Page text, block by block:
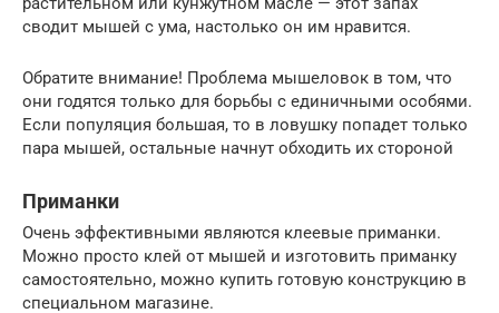
сводит мышей с ума, настолько он им нравится.
Обратите внимание! Проблема мышеловок в том, что
они годятся только для борьбы с единичными особями.
Если популяция большая, то в ловушку попадет только
пара мышей, остальные начнут обходить их стороной
Приманки
Очень эффективными являются клеевые приманки.
Можно просто клей от мышей и изготовить приманку
самостоятельно, можно купить готовую конструкцию в
специальном магазине.